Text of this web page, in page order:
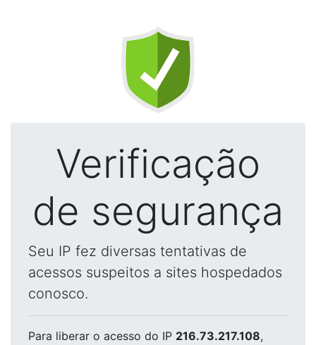
Verificação
de segurança
Seu IP fez diversas tentativas de
acessos suspeitos a sites hospedados
conosco.
Para liberar o acesso do IP 216.73.217.108,